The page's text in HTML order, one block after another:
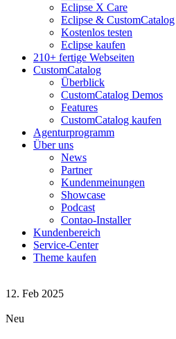
Eclipse X Care
Eclipse & CustomCatalog
Kostenlos testen
Eclipse kaufen
210+ fertige Webseiten
CustomCatalog
Überblick
CustomCatalog Demos
Features
CustomCatalog kaufen
Agenturprogramm
Über uns
News
Partner
Kundenmeinungen
Showcase
Podcast
Contao-Installer
Kundenbereich
Service-Center
Theme kaufen
12. Feb 2025
Neu